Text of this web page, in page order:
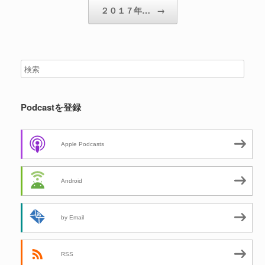
２０１７年… →
Podcastを登録
Apple Podcasts
Android
by Email
RSS